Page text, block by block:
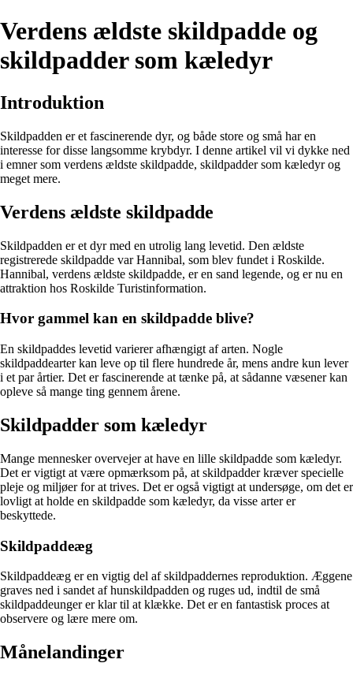
Verdens ældste skildpadde og
skildpadder som kæledyr
Introduktion
Skildpadden er et fascinerende dyr, og både store og små har en
interesse for disse langsomme krybdyr. I denne artikel vil vi dykke ned
i emner som verdens ældste skildpadde, skildpadder som kæledyr og
meget mere.
Verdens ældste skildpadde
Skildpadden er et dyr med en utrolig lang levetid. Den ældste
registrerede skildpadde var Hannibal, som blev fundet i Roskilde.
Hannibal, verdens ældste skildpadde, er en sand legende, og er nu en
attraktion hos Roskilde Turistinformation.
Hvor gammel kan en skildpadde blive?
En skildpaddes levetid varierer afhængigt af arten. Nogle
skildpaddearter kan leve op til flere hundrede år, mens andre kun lever
i et par årtier. Det er fascinerende at tænke på, at sådanne væsener kan
opleve så mange ting gennem årene.
Skildpadder som kæledyr
Mange mennesker overvejer at have en lille skildpadde som kæledyr.
Det er vigtigt at være opmærksom på, at skildpadder kræver specielle
pleje og miljøer for at trives. Det er også vigtigt at undersøge, om det er
lovligt at holde en skildpadde som kæledyr, da visse arter er
beskyttede.
Skildpaddeæg
Skildpaddeæg er en vigtig del af skildpaddernes reproduktion. Æggene
graves ned i sandet af hunskildpadden og ruges ud, indtil de små
skildpaddeunger er klar til at klække. Det er en fantastisk proces at
observere og lære mere om.
Månelandinger